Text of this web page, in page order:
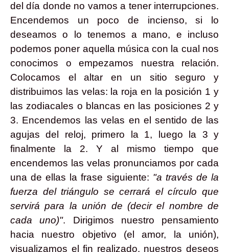
del día donde no vamos a tener interrupciones.
Encendemos un poco de incienso, si lo
deseamos o lo tenemos a mano, e incluso
podemos poner aquella música con la cual nos
conocimos o empezamos nuestra relación.
Colocamos el altar en un sitio seguro y
distribuimos las velas: la roja en la posición 1 y
las zodiacales o blancas en las posiciones 2 y
3. Encendemos las velas en el sentido de las
agujas del reloj, primero la 1, luego la 3 y
finalmente la 2. Y al mismo tiempo que
encendemos las velas pronunciamos por cada
una de ellas la frase siguiente: "a través de la
fuerza del triángulo se cerrará el círculo que
servirá para la unión de (decir el nombre de
cada uno)". Dirigimos nuestro pensamiento
hacia nuestro objetivo (el amor, la unión),
visualizamos el fin realizado, nuestros deseos